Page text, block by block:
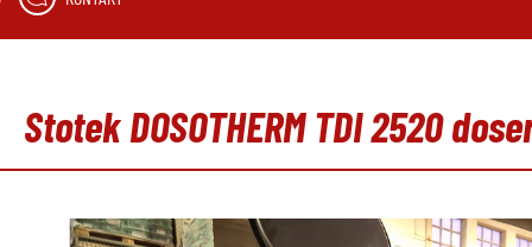
Stotek DOSOTHERM TDI 2520
Hoppa över bildgalleri